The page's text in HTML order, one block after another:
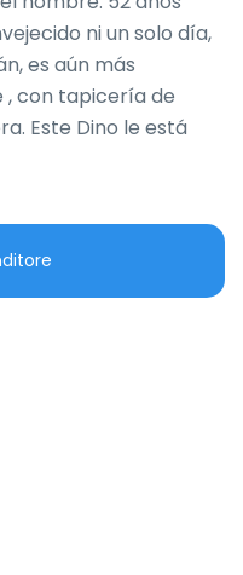
ni un solo día,
es aún más
, con tapicería de
Este Dino le está